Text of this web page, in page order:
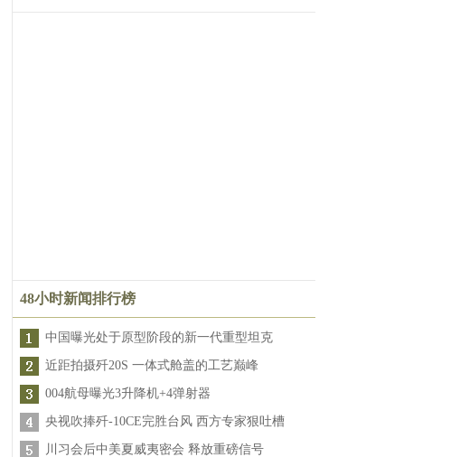
48小时新闻排行榜
中国曝光处于原型阶段的新一代重型坦克
近距拍摄歼20S 一体式舱盖的工艺巅峰
004航母曝光3升降机+4弹射器
央视吹捧歼-10CE完胜台风 西方专家狠吐槽
川习会后中美夏威夷密会 释放重磅信号